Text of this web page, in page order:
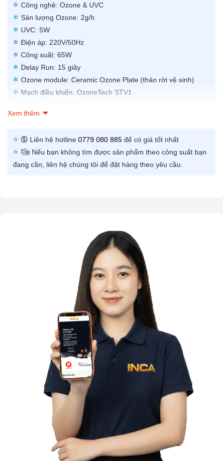
Công nghệ: Ozone & UVC
Sản lượng Ozone: 2g/h
UVC: 5W
Điện áp: 220V/50Hz
Công suất: 65W
Delay Run: 15 giây
Ozone module: Ceramic Ozone Plate (tháo rời vệ sinh)
Mạch điều khiển: OzoneTech STV1
Chất liệu: SUS304
Kích thước: 280x180x185mm
Ứng dụng: Khử mùi & khử trùng phòng, khử mùi nhà vệ
sinh, quán ăn, quán cafe, nhà xưởng, kho, tủ quần áo, phòng
nuôi thú cưng,…
Bảo hành: 12 tháng
Xem thêm
Liên hệ hotline 0779 080 885 để có giá tốt nhất
Nếu bạn không tìm được sản phẩm theo công suất bạn
đang cần, liên hệ chúng tôi để đặt hàng theo yêu cầu.